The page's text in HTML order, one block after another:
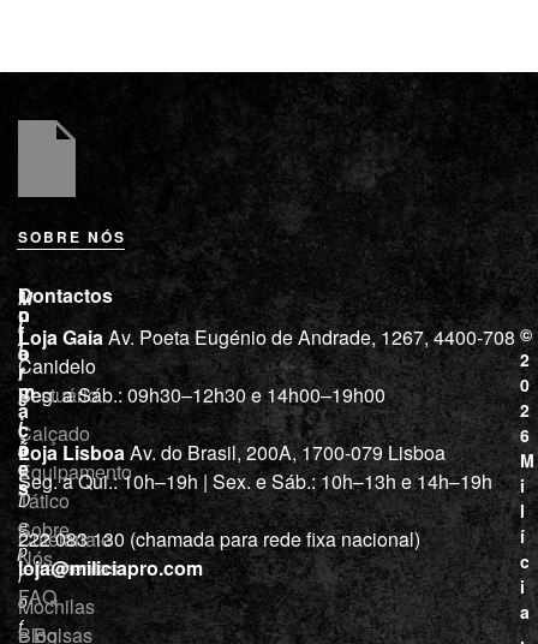
SOBRE NÓS
M
i
l
í
c
i
a
“
D
e
p
r
o
f
L
o
j
a
Vestuário
Calçado
Equipamento
Tático
Cutelaria e
ferramentas
Mochilas
e Bolsas
I
n
f
o
r
m
a
ç
õ
e
s
Sobre
Nós
FAQ
Blog
Contactos
Loja GaiaAv. Poeta Eugénio de Andrade, 1267, 4400-708
Canidelo
Seg. a Sáb.: 09h30–12h30 e 14h00–19h00
Loja LisboaAv. do Brasil, 200A, 1700-079 Lisboa
Seg. a Qui.: 10h–19h | Sex. e Sáb.: 10h–13h e 14h–19h
222 083 130 (chamada para rede fixa nacional)
loja@miliciapro.com
©
2
0
2
6
M
i
l
í
c
i
a
,